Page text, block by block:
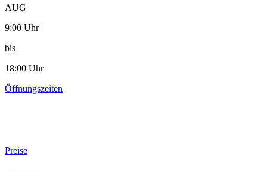
AUG
9:00 Uhr
bis
18:00 Uhr
Öffnungszeiten
Preise